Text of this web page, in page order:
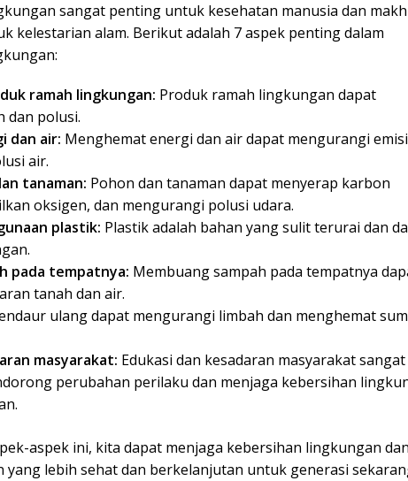
sangat penting untuk kesehatan manusia dan
kelestarian alam. Berikut adalah 7 aspek penting dalam
ramah lingkungan: Produk ramah lingkungan dapat
dan polusi.
dan air: Menghemat energi dan air dapat mengurangi
air.
tanaman: Pohon dan tanaman dapat menyerap karbon
oksigen, dan mengurangi polusi udara.
plastik: Plastik adalah bahan yang sulit terurai dan
pada tempatnya: Membuang sampah pada tempatnya
tanah dan air.
ulang dapat mengurangi limbah dan menghemat
masyarakat: Edukasi dan kesadaran masyarakat sangat
perubahan perilaku dan menjaga kebersihan
aspek ini, kita dapat menjaga kebersihan lingkungan dan
yang lebih sehat dan berkelanjutan untuk generasi